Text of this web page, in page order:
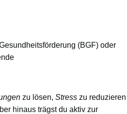
(BGF) oder
zu lösen, Stress zu reduzieren
hinaus trägst du aktiv zur